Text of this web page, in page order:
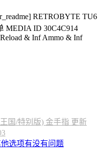
RETROBYTE TU6
MEDIA ID 30C4C914
& Inf Ammo & Inf
国/特别版) 金手指 更新
选项有没有问题